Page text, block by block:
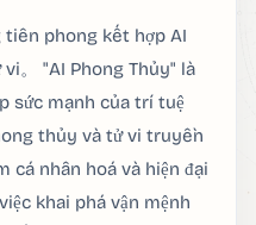
tiên phong kết hợp AI
。 "AI Phong Thủy" là
sức mạnh của trí tuệ
thủy và tử vi truyền
cá nhân hoá và hiện đại
khai phá vận mệnh